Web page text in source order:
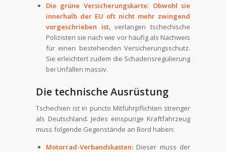
Die grüne Versicherungskarte: Obwohl sie
innerhalb der EU oft nicht mehr zwingend
vorgeschrieben ist, verlangen tschechische
Polizisten sie nach wie vor häufig als Nachweis
für einen bestehenden Versicherungsschutz.
Sie erleichtert zudem die Schadensregulierung
bei Unfällen massiv.
Die technische Ausrüstung
Tschechien ist in puncto Mitführpflichten strenger
als Deutschland. Jedes einspurige Kraftfahrzeug
muss folgende Gegenstände an Bord haben:
Motorrad-Verbandskasten:Dieser muss der